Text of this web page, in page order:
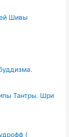
Шивы
Тантры. Шри
(